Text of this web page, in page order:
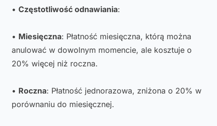
• Częstotliwość odnawiania:
• Miesięczna: Płatność miesięczna, którą można
anulować w dowolnym momencie, ale kosztuje o
20% więcej niż roczna.
• Roczna: Płatność jednorazowa, zniżona o 20% w
porównaniu do miesięcznej.